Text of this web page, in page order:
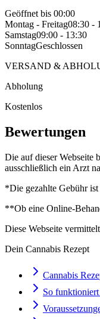
Geöffnet bis 00:00
Montag - Freitag08:30 -
Samstag09:00 - 13:30
SonntagGeschlossen
VERSAND &
Abholung
Kostenlos
Bewertungen
Die auf dieser Webseite
ausschließlich ein Arzt
*Die gezahlte Gebühr
**Ob eine Online-
Diese Webseite
Dein Cannabis Rezept
Cannabis
So